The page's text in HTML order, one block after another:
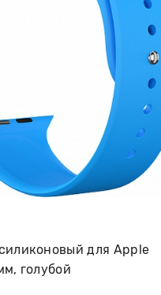
для Apple
голубой